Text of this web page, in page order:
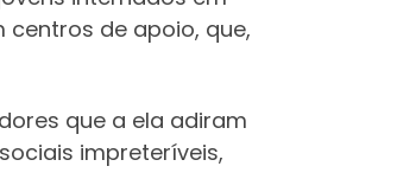
de apoio, que,
que a ela adiram
impreteríveis,